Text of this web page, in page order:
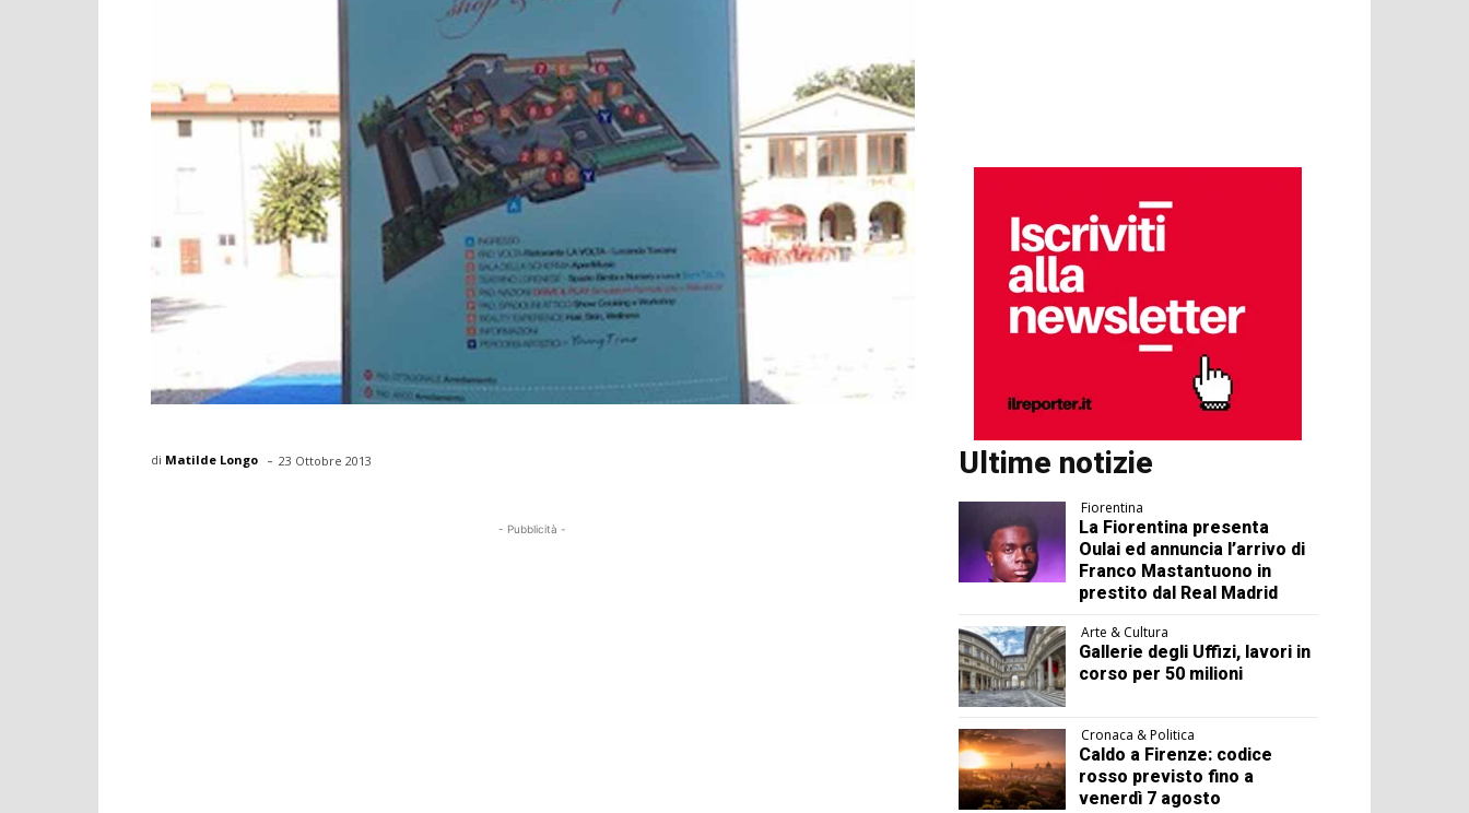
di Matilde Longo - 23 Ottobre 2013
- Pubblicità -
Ultime notizie
Fiorentina
La Fiorentina presenta
Oulai ed annuncia l’arrivo di
Franco Mastantuono in
prestito dal Real Madrid
Arte & Cultura
Gallerie degli Uffizi, lavori in
corso per 50 milioni
Cronaca & Politica
Caldo a Firenze: codice
rosso previsto fino a
venerdì 7 agosto